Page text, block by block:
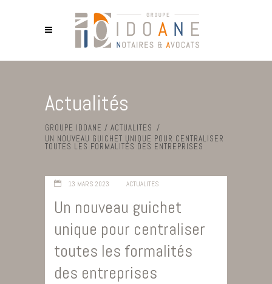
Actualités
GROUPE IDOANE / ACTUALITES /
UN NOUVEAU GUICHET UNIQUE POUR CENTRALISER
TOUTES LES FORMALITÉS DES ENTREPRISES
13 MARS 2023 ACTUALITES
Un nouveau guichet
unique pour centraliser
toutes les formalités
des entreprises